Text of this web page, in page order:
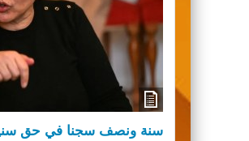
سنة ونصف سجنا في حق